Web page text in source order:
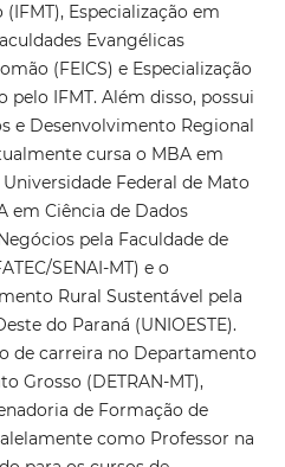
Especialização em
Evangélicas
(FEICS) e Especialização
IFMT. Além disso, possui
e Desenvolvimento Regional
cursa o MBA em
Federal de Mato
em Ciência de Dados
pela Faculdade de
SENAI-MT) e o
Rural Sustentável pela
do Paraná (UNIOESTE).
de carreira no Departamento
Grosso (DETRAN-MT),
de Formação de
como Professor na